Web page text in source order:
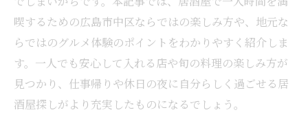
喫するための広島市中区ならではの楽しみ方や、地元な
らではのグルメ体験のポイントをわかりやすく紹介しま
す。一人でも安心して入れる店や旬の料理の楽しみ方が
見つかり、仕事帰りや休日の夜に自分らしく過ごせる居
酒屋探しがより充実したものになるでしょう。